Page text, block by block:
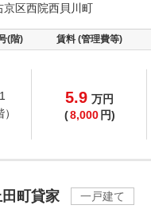
京区西院西貝川町
(階) 賃料 (管理費等)
5.9 万円
(8,000 円)
町貸家
一戸建て